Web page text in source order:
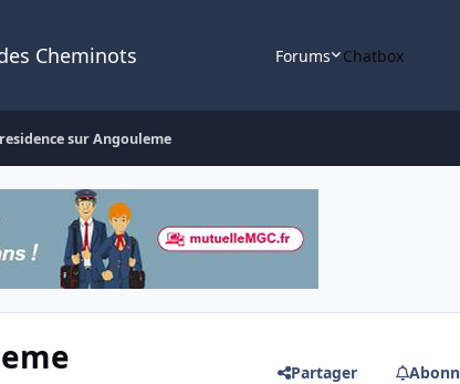
Cheminots Forums Chatbox
sur Angouleme
Partager